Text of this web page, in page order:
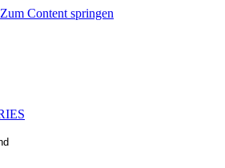
Zum Content springen